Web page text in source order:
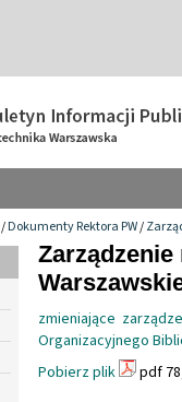
/Dokumenty Rektora PW/
zmieniające
Organizacyjnego
Pobierz plik
pdf